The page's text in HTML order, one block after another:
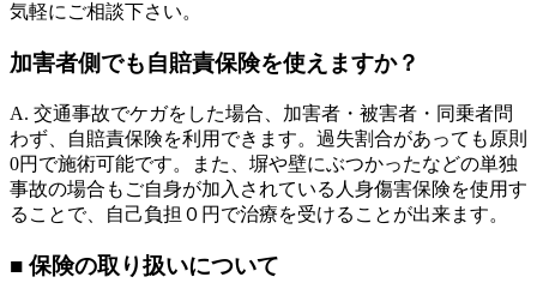
気軽にご相談下さい。
加害者側でも自賠責保険を使えますか？
A. 交通事故でケガをした場合、加害者・被害者・同乗者問
わず、自賠責保険を利用できます。過失割合があっても原則
0円で施術可能です。また、塀や壁にぶつかったなどの単独
事故の場合もご自身が加入されている人身傷害保険を使用す
ることで、自己負担０円で治療を受けることが出来ます。
■ 保険の取り扱いについて